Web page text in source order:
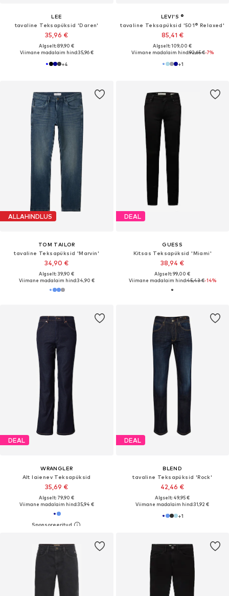
LEE
tavaline Teksapüksid 'Daren'
35,96 €
Algselt: 89,90 €
Viimane madalaim hind:35,96 €
+4
LEVI'S ®
tavaline Teksapüksid '501® Relaxed'
85,41 €
Algselt: 109,00 €
Viimane madalaim hind:92,65 €-7%
+1
ALLAHINDLUS
TOM TAILOR
tavaline Teksapüksid 'Marvin'
34,90 €
Algselt: 39,90 €
Viimane madalaim hind:34,90 €
DEAL
GUESS
Kitsas Teksapüksid 'Miami'
38,94 €
Algselt: 99,00 €
Viimane madalaim hind:45,43 €-14%
DEAL
WRANGLER
Alt laienev Teksapüksid
35,69 €
Algselt: 79,90 €
Viimane madalaim hind:35,94 €
DEAL
BLEND
tavaline Teksapüksid 'Rock'
42,46 €
Algselt: 49,95 €
Viimane madalaim hind:31,92 €
+1